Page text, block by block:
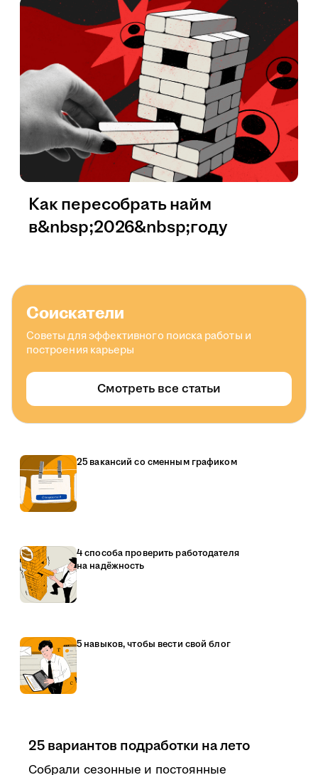
Как пересобрать найм
в&nbsp;2026&nbsp;году
Соискатели
Советы для эффективного поиска работы и
построения карьеры
Смотреть все статьи
25 вакансий со сменным графиком
4 способа проверить работодателя
на надёжность
5 навыков, чтобы вести свой блог
25 вариантов подработки на лето
Собрали сезонные и постоянные